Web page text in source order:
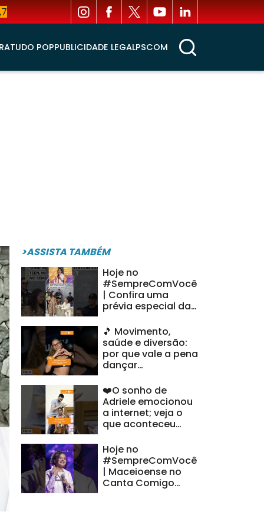
TUDO POPPUBLICIDADE LEGALPSCOM
>ASSISTA TAMBÉM
Hoje no
#SempreComVocê
| Confira uma
prévia especial da
alagoana
🎵 Movimento,
saúde e diversão:
por que vale a pena
dançar
❤️O sonho de
Adriele emocionou
a internet; veja o
que aconteceu
Hoje no
#SempreComVocê
| Maceioense no
Canta Comigo